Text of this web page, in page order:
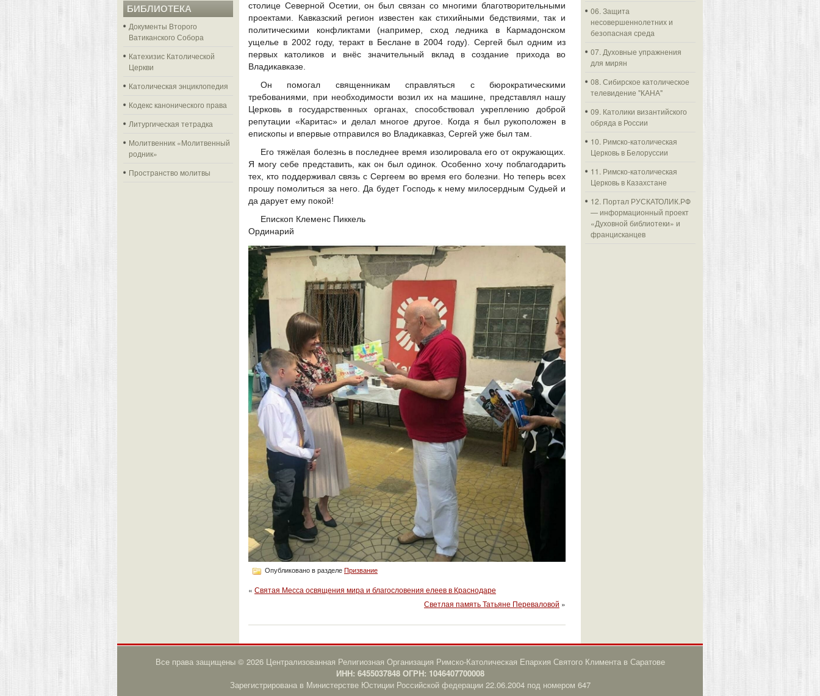
БИБЛИОТЕКА
Документы Второго
Ватиканского Собора
Катехизис Католической
Церкви
Католическая энциклопедия
Кодекс канонического права
Литургическая тетрадка
Молитвенник «Молитвенный
родник»
Пространство молитвы
столице Северной Осетии, он был связан со многими благотворительными
проектами. Кавказский регион известен как стихийными бедствиями, так и
политическими конфликтами (например, сход ледника в Кармадонском
ущелье в 2002 году, теракт в Беслане в 2004 году). Сергей был одним из
первых католиков и внёс значительный вклад в создание прихода во
Владикавказе.
Он помогал священникам справляться с бюрократическими
требованиями, при необходимости возил их на машине, представлял нашу
Церковь в государственных органах, способствовал укреплению доброй
репутации «Каритас» и делал многое другое. Когда я был рукоположен в
епископы и впервые отправился во Владикавказ, Сергей уже был там.
Его тяжёлая болезнь в последнее время изолировала его от окружающих.
Я могу себе представить, как он был одинок. Особенно хочу поблагодарить
тех, кто поддерживал связь с Сергеем во время его болезни. Но теперь всех
прошу помолиться за него. Да будет Господь к нему милосердным Судьей и
да дарует ему покой!
Епископ Клеменс Пиккель
Ординарий
Опубликовано в разделе Призвание
« Святая Месса освящения мира и благословения елеев в Краснодаре
Светлая память Татьяне Переваловой »
06. Защита
несовершеннолетних и
безопасная среда
07. Духовные упражнения
для мирян
08. Сибирское католическое
телевидение "КАНА"
09. Католики византийского
обряда в России
10. Римско-католическая
Церковь в Белоруссии
11. Римско-католическая
Церковь в Казахстане
12. Портал РУСКАТОЛИК.РФ
— информационный проект
«Духовной библиотеки» и
францисканцев
Все права защищены © 2026 Централизованная Религиозная Организация Римско-Католическая Епархия Святого Климента в Саратове
ИНН: 6455037848 ОГРН: 1046407700008
Зарегистрирована в Министерстве Юстиции Российской федерации 22.06.2004 под номером 647